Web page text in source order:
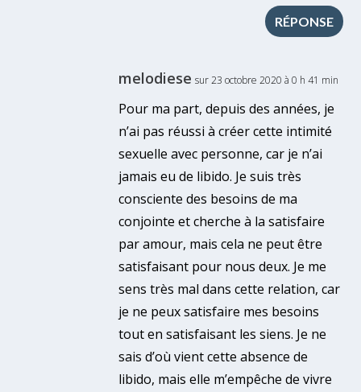
RÉPONSE
melodiese sur 23 octobre 2020 à 0 h 41 min
Pour ma part, depuis des années, je
n’ai pas réussi à créer cette intimité
sexuelle avec personne, car je n’ai
jamais eu de libido. Je suis très
consciente des besoins de ma
conjointe et cherche à la satisfaire
par amour, mais cela ne peut être
satisfaisant pour nous deux. Je me
sens très mal dans cette relation, car
je ne peux satisfaire mes besoins
tout en satisfaisant les siens. Je ne
sais d’où vient cette absence de
libido, mais elle m’empêche de vivre